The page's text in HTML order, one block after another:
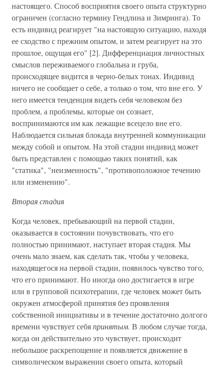
настоящего. Способ восприятия своего опыта структурно
ограничен (согласно термину Гендлина и Зимринга). То
есть индивид реагирует "на настоящую ситуацию, находя
ее сходство с прежним опытом, и затем реагирует на это
прошлое, ощущая его" [2]. Дифференциация личностных
смыслов переживаемого глобальна и груба,
происходящее видится в черно-белых тонах. Индивид
ничего не сообщает о себе, а только о том, что вне его. У
него имеется тенденция видеть себя человеком без
проблем, а проблемы, которые он сознает,
воспринимаются им как лежащие всецело вне его.
Наблюдается сильная блокада внутренней коммуникации
между собой и опытом. На этой стадии индивид может
быть представлен с помощью таких понятий, как
"статика", "неизменность", "противоположное течению
или изменению".
Вторая стадия
Когда человек, пребывающий на первой стадии,
оказывается в состоянии почувствовать, что его
полностью принимают, наступает вторая стадия. Мы
очень мало знаем, как сделать так, чтобы у человека,
находящегося на первой стадии, появилось чувство того,
что его принимают. Но иногда оно достигается в игре
или в групповой психотерапии, где человек может быть
окружен атмосферой принятия без проявления
собственной инициативы и в течение достаточно долгого
времени чувствует себяпринятым. В любом случае тогда,
когда он действительно это чувствует, происходит
небольшое раскрепощение и появляется движение в
символическом выражении своего опыта, который